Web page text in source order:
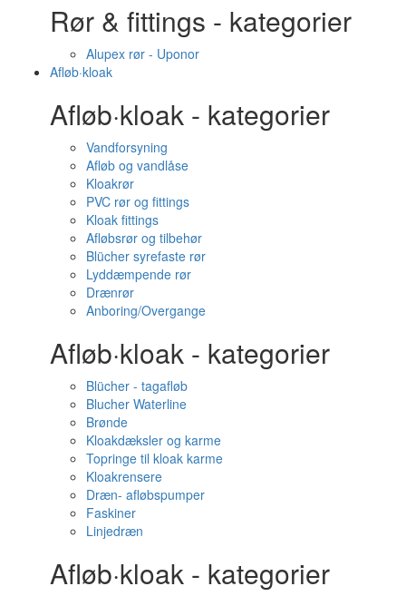
Rør & fittings - kategorier
Alupex rør - Uponor
Afløb·kloak
Afløb·kloak - kategorier
Vandforsyning
Afløb og vandlåse
Kloakrør
PVC rør og fittings
Kloak fittings
Afløbsrør og tilbehør
Blücher syrefaste rør
Lyddæmpende rør
Drænrør
Anboring/Overgange
Afløb·kloak - kategorier
Blücher - tagafløb
Blucher Waterline
Brønde
Kloakdæksler og karme
Topringe til kloak karme
Kloakrensere
Dræn- afløbspumper
Faskiner
Linjedræn
Afløb·kloak - kategorier